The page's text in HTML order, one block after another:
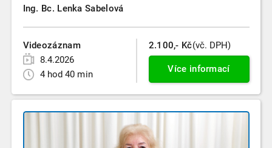
Ing. Bc. Lenka Sabelová
Videozáznam
8.4.2026
4 hod 40 min
2.100,- Kč(vč. DPH)
Více informací